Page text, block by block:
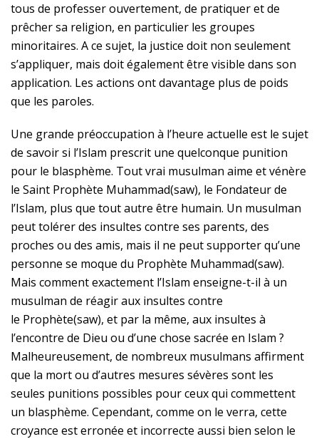
tous de professer ouvertement, de pratiquer et de
prêcher sa religion, en particulier les groupes
minoritaires. A ce sujet, la justice doit non seulement
s’appliquer, mais doit également être visible dans son
application. Les actions ont davantage plus de poids
que les paroles.
Une grande préoccupation à l’heure actuelle est le sujet
de savoir si l’Islam prescrit une quelconque punition
pour le blasphème. Tout vrai musulman aime et vénère
le Saint Prophète Muhammad(saw), le Fondateur de
l’Islam, plus que tout autre être humain. Un musulman
peut tolérer des insultes contre ses parents, des
proches ou des amis, mais il ne peut supporter qu’une
personne se moque du Prophète Muhammad(saw).
Mais comment exactement l’Islam enseigne-t-il à un
musulman de réagir aux insultes contre
le Prophète(saw), et par la même, aux insultes à
l’encontre de Dieu ou d’une chose sacrée en Islam ?
Malheureusement, de nombreux musulmans affirment
que la mort ou d’autres mesures sévères sont les
seules punitions possibles pour ceux qui commettent
un blasphème. Cependant, comme on le verra, cette
croyance est erronée et incorrecte aussi bien selon le